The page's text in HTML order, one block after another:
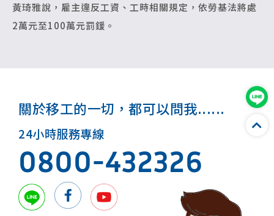
黃琦雅說，雇主違反工資、工時相關規定，依勞基法將處
2萬元至100萬元罰鍰。
關於移工的一切，都可以問我......
24小時服務專線
0800-432326